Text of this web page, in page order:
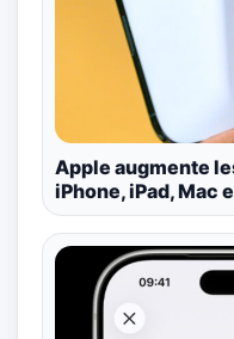
Apple augmente
iPhone, iPad, Mac